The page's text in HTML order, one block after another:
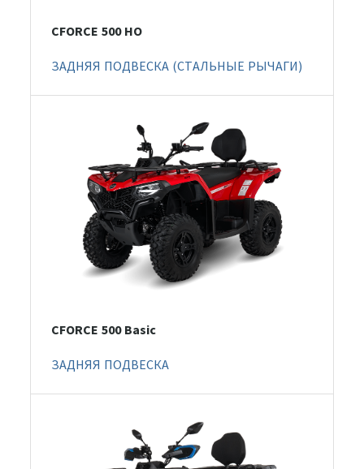
CFORCE 500 HO
ЗАДНЯЯ ПОДВЕСКА (СТАЛЬНЫЕ РЫЧАГИ)
CFORCE 500 Basic
ЗАДНЯЯ ПОДВЕСКА